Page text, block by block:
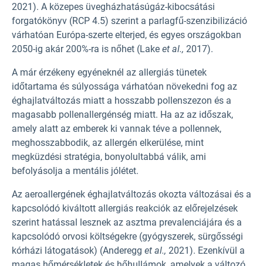
2021). A közepes üvegházhatásúgáz-kibocsátási
forgatókönyv (RCP 4.5) szerint a parlagfű-szenzibilizáció
várhatóan Európa-szerte elterjed, és egyes országokban
2050-ig akár 200%-ra is nőhet (Lake et al., 2017).
A már érzékeny egyéneknél az allergiás tünetek
időtartama és súlyossága várhatóan növekedni fog az
éghajlatváltozás miatt a hosszabb pollenszezon és a
magasabb pollenallergénség miatt. Ha az az időszak,
amely alatt az emberek ki vannak téve a pollennek,
meghosszabbodik, az allergén elkerülése, mint
megküzdési stratégia, bonyolultabbá válik, ami
befolyásolja a mentális jólétet.
Az aeroallergének éghajlatváltozás okozta változásai és a
kapcsolódó kiváltott allergiás reakciók az előrejelzések
szerint hatással lesznek az asztma prevalenciájára és a
kapcsolódó orvosi költségekre (gyógyszerek, sürgősségi
kórházi látogatások) (Anderegg et al., 2021). Ezenkívül a